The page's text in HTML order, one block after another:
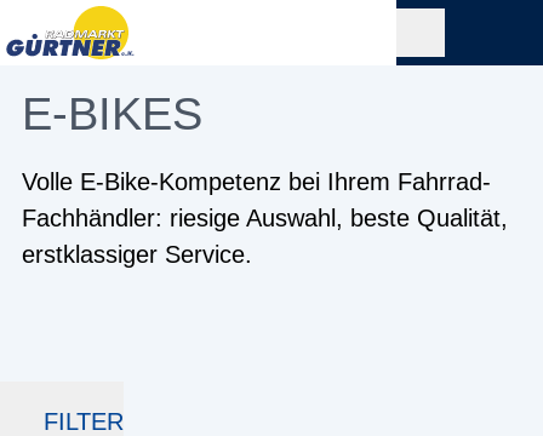
E-BIKES
Volle E-Bike-Kompetenz bei Ihrem Fahrrad-
Fachhändler: riesige Auswahl, beste Qualität,
erstklassiger Service.
FILTER